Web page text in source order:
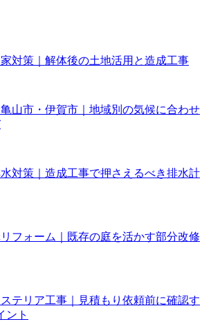
対策｜解体後の土地活用と造成工事
山市・伊賀市｜地域別の気候に合わせ
対策｜造成工事で押さえるべき排水計
フォーム｜既存の庭を活かす部分改修
テリア工事｜見積もり依頼前に確認す
ント